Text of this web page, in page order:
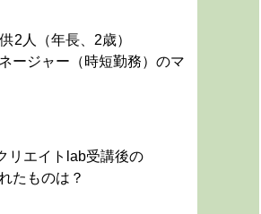
2人（年長、2歳）
ージャー（時短勤務）のマ
リエイトlab受講後の
たものは？